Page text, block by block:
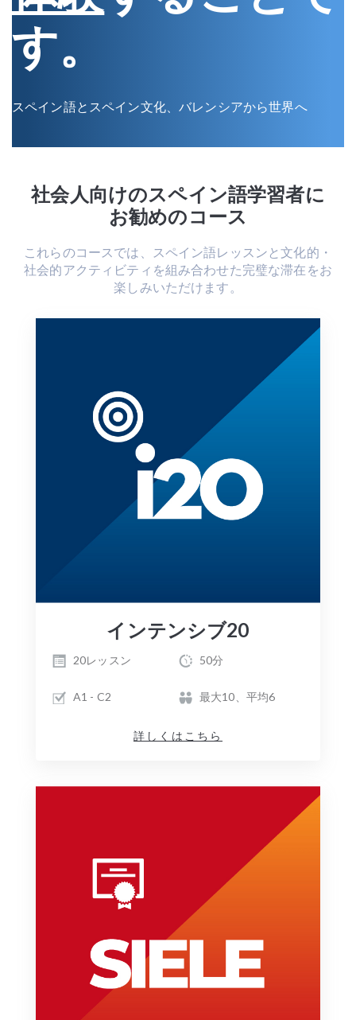
す。
スペイン語とスペイン文化、バレンシアから世界へ
社会人向けのスペイン語学習者に
お勧めのコース
これらのコースでは、スペイン語レッスンと文化的・
社会的アクティビティを組み合わせた完璧な滞在をお
楽しみいただけます。
インテンシブ20
20レッスン 50分
A1 - C2 最大10、平均6
詳しくはこちら